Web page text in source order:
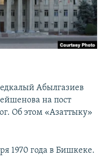
Абылгазиев
на пост
Об этом «Азаттыку»
1970 года в Бишкеке.